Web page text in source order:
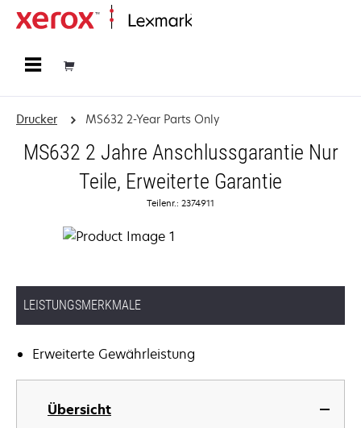
Drucker MS632 2-Year Parts Only
MS632 2 Jahre Anschlussgarantie Nur
Teile, Erweiterte Garantie
Teilenr.: 2374911
LEISTUNGSMERKMALE
Erweiterte Gewährleistung
Übersicht